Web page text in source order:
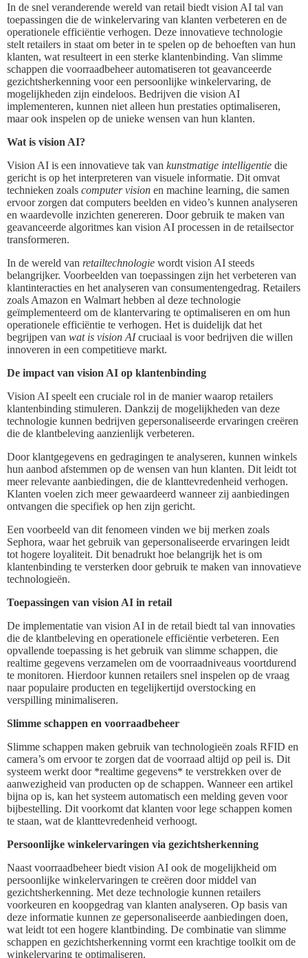
In de snel veranderende wereld van retail biedt vision AI tal van
toepassingen die de winkelervaring van klanten verbeteren en de
operationele efficiëntie verhogen. Deze innovatieve technologie
stelt retailers in staat om beter in te spelen op de behoeften van hun
klanten, wat resulteert in een sterke klantenbinding. Van slimme
schappen die voorraadbeheer automatiseren tot geavanceerde
gezichtsherkenning voor een persoonlijke winkelervaring, de
mogelijkheden zijn eindeloos. Bedrijven die vision AI
implementeren, kunnen niet alleen hun prestaties optimaliseren,
maar ook inspelen op de unieke wensen van hun klanten.
Wat is vision AI?
Vision AI is een innovatieve tak van kunstmatige intelligentie die
gericht is op het interpreteren van visuele informatie. Dit omvat
technieken zoals computer vision en machine learning, die samen
ervoor zorgen dat computers beelden en video’s kunnen analyseren
en waardevolle inzichten genereren. Door gebruik te maken van
geavanceerde algoritmes kan vision AI processen in de retailsector
transformeren.
In de wereld van retailtechnologie wordt vision AI steeds
belangrijker. Voorbeelden van toepassingen zijn het verbeteren van
klantinteracties en het analyseren van consumentengedrag. Retailers
zoals Amazon en Walmart hebben al deze technologie
geïmplementeerd om de klantervaring te optimaliseren en om hun
operationele efficiëntie te verhogen. Het is duidelijk dat het
begrijpen van wat is vision AIcruciaal is voor bedrijven die willen
innoveren in een competitieve markt.
De impact van vision AI op klantenbinding
Vision AI speelt een cruciale rol in de manier waarop retailers
klantenbinding stimuleren. Dankzij de mogelijkheden van deze
technologie kunnen bedrijven gepersonaliseerde ervaringen creëren
die de klantbeleving aanzienlijk verbeteren.
Door klantgegevens en gedragingen te analyseren, kunnen winkels
hun aanbod afstemmen op de wensen van hun klanten. Dit leidt tot
meer relevante aanbiedingen, die de klanttevredenheid verhogen.
Klanten voelen zich meer gewaardeerd wanneer zij aanbiedingen
ontvangen die specifiek op hen zijn gericht.
Een voorbeeld van dit fenomeen vinden we bij merken zoals
Sephora, waar het gebruik van gepersonaliseerde ervaringen leidt
tot hogere loyaliteit. Dit benadrukt hoe belangrijk het is om
klantenbinding te versterken door gebruik te maken van innovatieve
technologieën.
Toepassingen van vision AI in retail
De implementatie van vision AI in de retail biedt tal van innovaties
die de klantbeleving en operationele efficiëntie verbeteren. Een
opvallende toepassing is het gebruik van slimme schappen, die
realtime gegevens verzamelen om de voorraadniveaus voortdurend
te monitoren. Hierdoor kunnen retailers snel inspelen op de vraag
naar populaire producten en tegelijkertijd overstocking en
verspilling minimaliseren.
Slimme schappen en voorraadbeheer
Slimme schappen maken gebruik van technologieën zoals RFID en
camera’s om ervoor te zorgen dat de voorraad altijd op peil is. Dit
systeem werkt door *realtime gegevens* te verstrekken over de
aanwezigheid van producten op de schappen. Wanneer een artikel
bijna op is, kan het systeem automatisch een melding geven voor
bijbestelling. Dit voorkomt dat klanten voor lege schappen komen
te staan, wat de klanttevredenheid verhoogt.
Persoonlijke winkelervaringen via gezichtsherkenning
Naast voorraadbeheer biedt vision AI ook de mogelijkheid om
persoonlijke winkelervaringen te creëren door middel van
gezichtsherkenning. Met deze technologie kunnen retailers
voorkeuren en koopgedrag van klanten analyseren. Op basis van
deze informatie kunnen ze gepersonaliseerde aanbiedingen doen,
wat leidt tot een hogere klantbinding. De combinatie van slimme
schappen en gezichtsherkenning vormt een krachtige toolkit om de
winkelervaring te optimaliseren.